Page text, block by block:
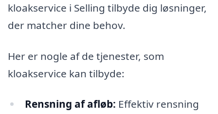
kloakservice i Selling tilbyde dig løsninger,
der matcher dine behov.
Her er nogle af de tjenester, som
kloakservice kan tilbyde:
Rensning af afløb: Effektiv rensning